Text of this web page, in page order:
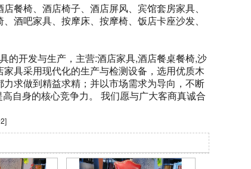
餐椅、酒店椅子、酒店屏风、宾馆套房家具、
酒吧家具、按摩床、按摩椅、饭店卡座沙发、
开发与生产，主营:酒店家具,酒店餐桌餐椅,沙
具采用现代化的生产与检测设备，选用优质木
求做到精益求精；并以市场需求为导向，不断
自身的核心竞争力。 我们愿与广大客商真诚合
]